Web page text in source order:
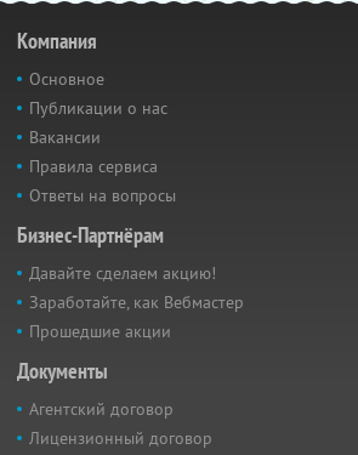
Компания
Основное
Публикации о нас
Вакансии
Правила сервиса
Ответы на вопросы
Бизнес-Партнёрам
Давайте сделаем акцию!
Заработайте, как Вебмастер
Прошедшие акции
Документы
Агентский договор
Лицензионный договор